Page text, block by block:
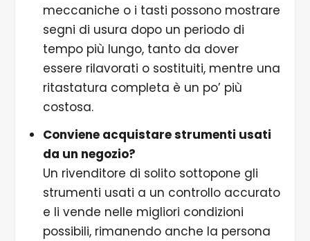
meccaniche o i tasti possono mostrare
segni di usura dopo un periodo di
tempo più lungo, tanto da dover
essere rilavorati o sostituiti, mentre una
ritastatura completa è un po’ più
costosa.
Conviene acquistare strumenti usati
da un negozio?
Un rivenditore di solito sottopone gli
strumenti usati a un controllo accurato
e li vende nelle migliori condizioni
possibili, rimanendo anche la persona